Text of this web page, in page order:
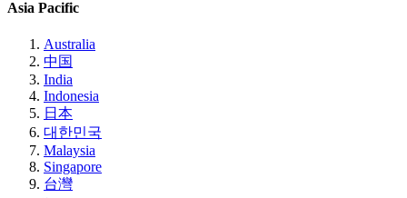
Asia Pacific
Australia
中国
India
Indonesia
日本
대한민국
Malaysia
Singapore
台灣